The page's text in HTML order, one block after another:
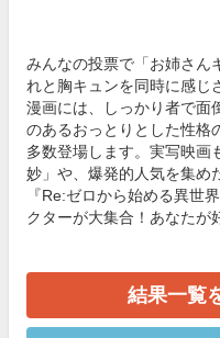
みんなの投票で「お姉さん
れと胸キュンを同時に感じ
漫画には、しっかり者で面
のあるおっとりとした性格
多数登場します。実写映画
妙」や、爆発的人気を集め
『Re:ゼロから始める異世
クターが大集合！あなたが
結果一覧